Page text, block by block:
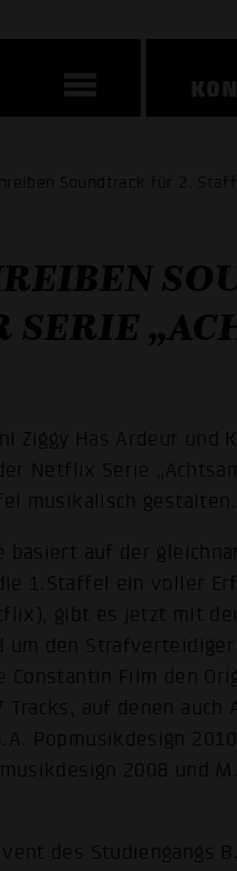
Soundtrack für 2.
SERIE
Ziggy Has Ardeur und
Netflix Serie
musikalisch gestalten.
basiert auf der
1.Staffel ein voller
gibt es jetzt mit
um den
Film den
auf denen auch
Popmusikdesign
2008 und
des Studiengangs